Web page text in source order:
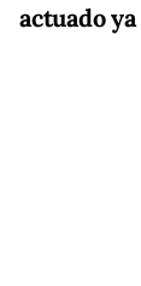
actuado ya